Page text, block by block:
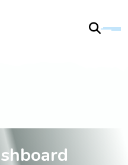
shboard